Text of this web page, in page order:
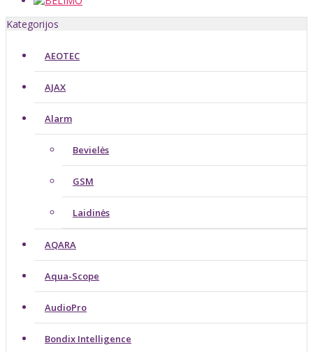
Kategorijos
AEOTEC
AJAX
Alarm
Bevielės
GSM
Laidinės
AQARA
Aqua-Scope
AudioPro
Bondix Intelligence